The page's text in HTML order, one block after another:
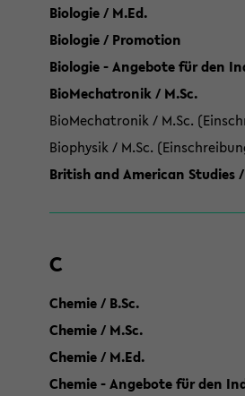
Biologie / M.Ed.
Biologie / Promotion
Biologie - Angebote für den
BioMechatronik / M.Sc.
BioMechatronik / M.Sc.
Biophysik / M.Sc.
British and American Studies
C
Chemie / B.Sc.
Chemie / M.Sc.
Chemie / M.Ed.
Chemie - Angebote für den